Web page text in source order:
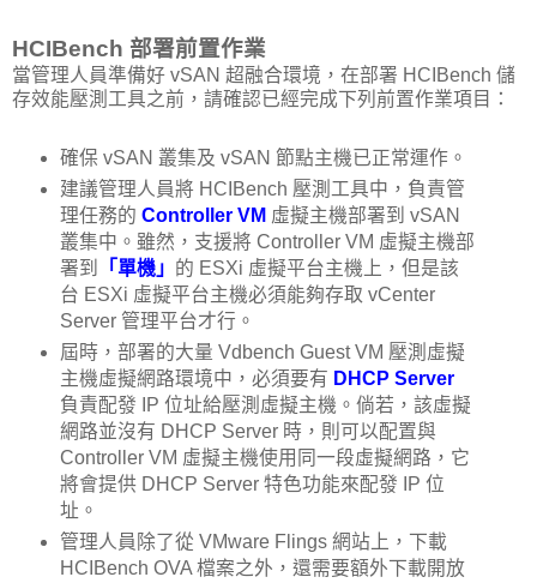
HCIBench 部署前置作業
當管理人員準備好 vSAN 超融合環境，在部署 HCIBench 儲
存效能壓測工具之前，請確認已經完成下列前置作業項目：
確保 vSAN 叢集及 vSAN 節點主機已正常運作。
建議管理人員將 HCIBench 壓測工具中，負責管
理任務的 Controller VM 虛擬主機部署到 vSAN
叢集中。雖然，支援將 Controller VM 虛擬主機部
署到
「單機」 的 ESXi 虛擬平台主機上，但是該
台 ESXi 虛擬平台主機必須能夠存取 vCenter
Server 管理平台才行。
屆時，部署的大量 Vdbench Guest VM 壓測虛擬
主機虛擬網路環境中，必須要有 DHCP Server
負責配發 IP 位址給壓測虛擬主機。倘若，該虛擬
網路並沒有 DHCP Server 時，則可以配置與
Controller VM 虛擬主機使用同一段虛擬網路，它
將會提供 DHCP Server 特色功能來配發 IP 位
址。
管理人員除了從 VMware Flings 網站上，下載
HCIBench OVA 檔案之外，還需要額外下載開放